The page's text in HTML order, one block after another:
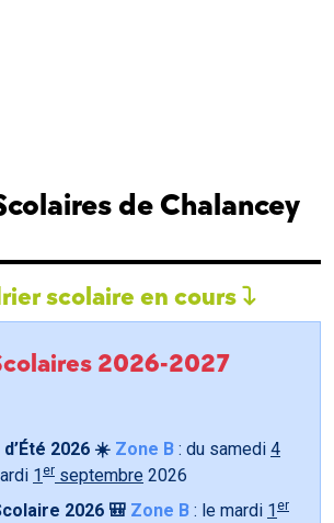
de Chalancey
scolaire en cours
2026-2027
2026 ☀️ Zone B : du samedi 4
1 er septembre 2026
2026 🎒 Zone B : le mardi 1 er